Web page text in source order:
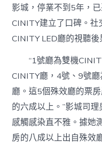
影城，停業不到5年，
CINITY建立了口碑。
CINITY LED廳的視聽
“1號廳為雙機
CINITY廳，4號、9號廳
廳。這5個殊效廳的票
的六成以上。”影城司
感觸感染直不雅。據她
房的八成以上出自殊效